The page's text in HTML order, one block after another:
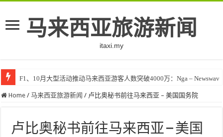
马来西亚旅游新闻
itaxi.my
F1、10月大型活动推动马来西亚游客人数突破4000万：Nga – Newswav
Home / 马来西亚旅游新闻 / 卢比奥秘书前往马来西亚 – 美国国务院
卢比奥秘书前往马来西亚 – 美国